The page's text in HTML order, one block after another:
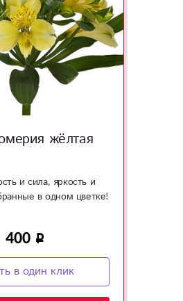
жёлтая
и сила, яркость и
в одном цветке!
400
в один клик